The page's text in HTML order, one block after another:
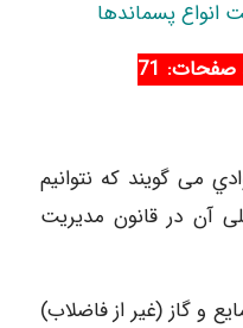
انواع پسماندها
71
می گویند که نتوانیم
آن در قانون مدیریت
و گاز (غیر از فاضلاب)